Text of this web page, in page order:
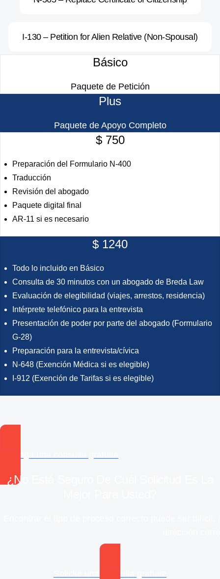
I-130 – Petition for Alien Relative (Non-Spousal)
Básico
Paquete de Petición
Plus
Paquete de Apoyo Completo
$ 750
Preparación del Formulario N-400
Traducción
Revisión del abogado
Paquete digital final
AR-11 si es necesario
$ 1240
Todo lo incluido en Básico
Consulta de 30 minutos con un abogado de Breda Law
Evaluación de elegibilidad (viajes, arrestos, residencia)
Intérprete telefónico para la entrevista
Presentación de poder por parte del abogado (Formulario
G-28)
Preparación para la entrevista/cívica
N-648 (Exención Médica si es elegible)
I-912 (Exención de Tarifas si es elegible)
¿No Está Seguro De Cuál Solicitud Es La